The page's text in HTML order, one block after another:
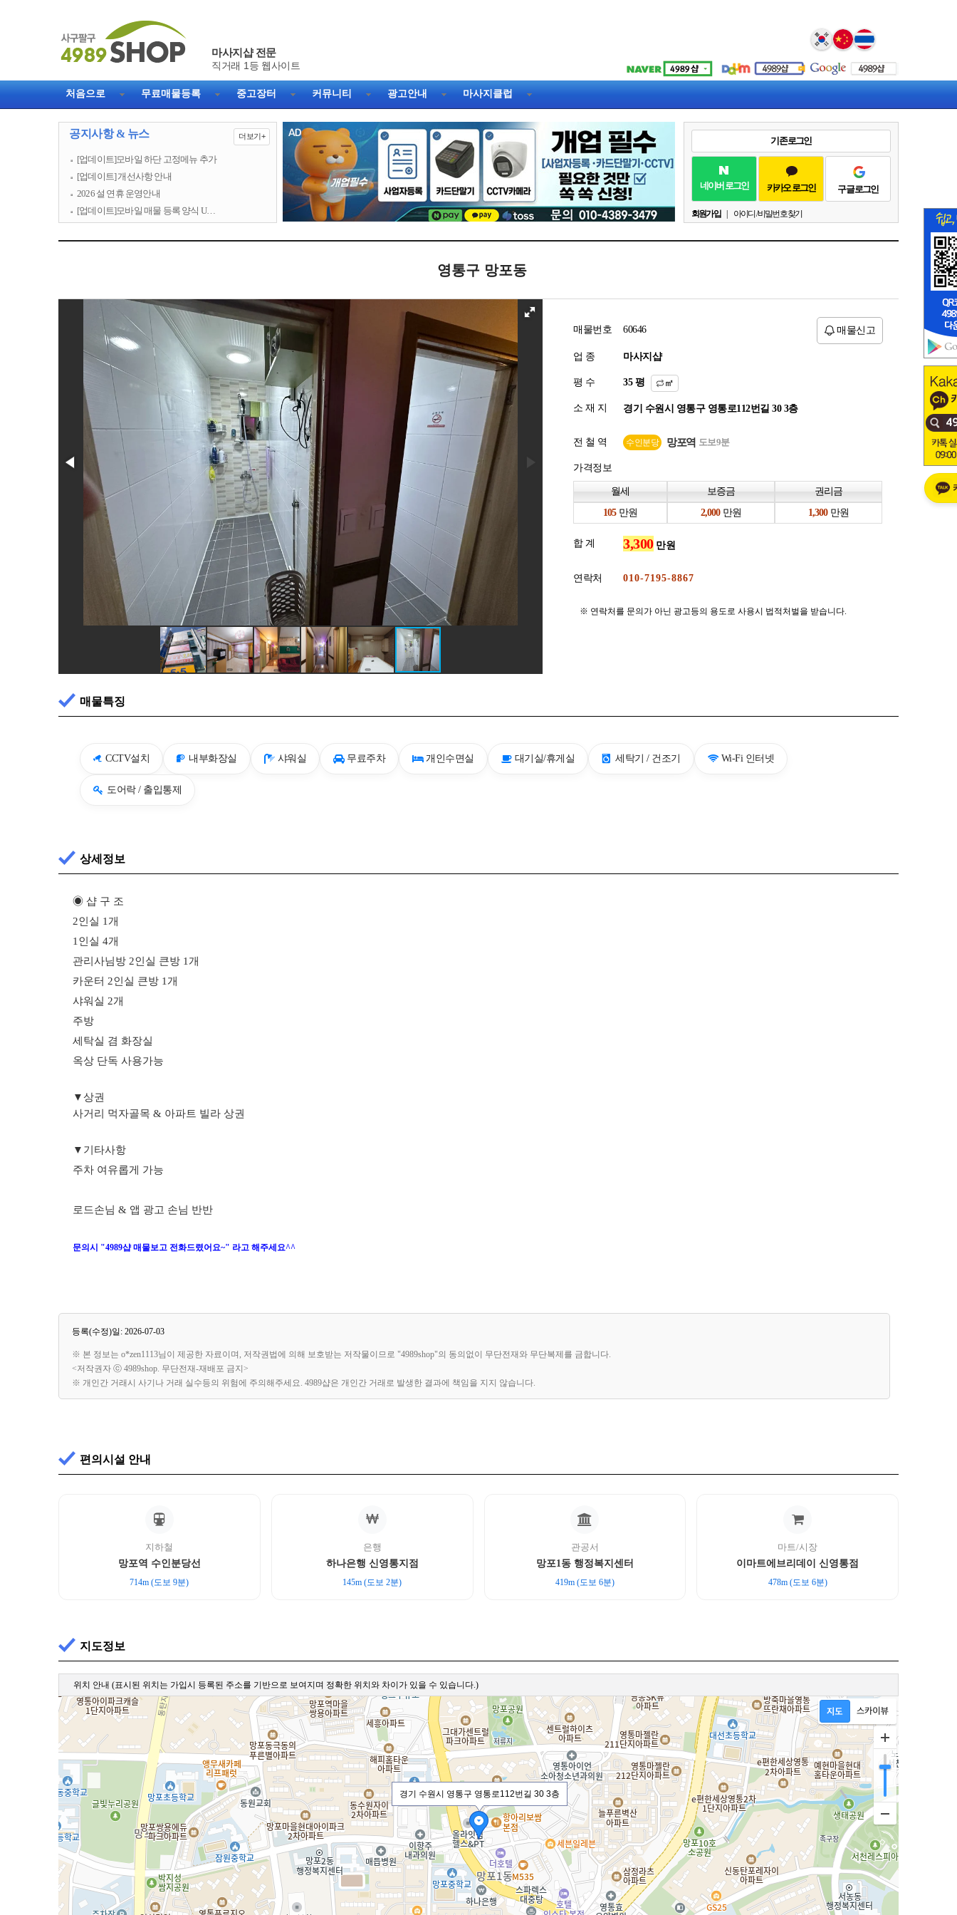
마사지샵 전문
직거래 1등 웹사이트
처음으로 무료매물등록 중고장터 커뮤니티 광고안내 마사지클럽
공지사항 & 뉴스 더보기+
[업데이트]모바일 하단 고정메뉴 추가
[업데이트] 개선사항 안내
2026 설 연휴 운영안내
[업데이트]모바일 매물 등록 양식 U…
기존 로그인
네이버 로그인 카카오 로그인 구글 로그인
회원가입 아이디 / 비밀번호 찾기
영통구 망포동
매물번호 60646 매물신고
업 종 마사지샵
평 수 평 ㎡
소 재 지 경기 수원시 영통구 영통로112번길 30 3층
전 철 역 수인분당 망포역 도보9분
가격정보
월세 보증금
권리금
만원
만원 만원
합 계 만원
연락처
※ 연락처를 문의가 아닌 광고등의 용도로 사용시 법적처벌을 받습니다.
매물특징
CCTV설치 내부화장실 샤워실 무료주차 개인수면실 대기실/휴게실 세탁기 / 건조기 Wi-Fi 인터넷
도어락 / 출입통제
상세정보
◉ 샵 구 조
2인실 1개
1인실 4개
관리사님방 2인실 큰방 1개
카운터 2인실 큰방 1개
샤워실 2개
주방
세탁실 겸 화장실
옥상 단독 사용가능
▼상권
사거리 먹자골목 & 아파트 빌라 상권
▼기타사항
주차 여유롭게 가능
로드손님 & 앱 광고 손님 반반
문의시 "4989샵 매물보고 전화드렸어요~" 라고 해주세요^^
등록(수정)일: 2026-07-03
※ 본 정보는 o*zen1113님이 제공한 자료이며, 저작권법에 의해 보호받는 저작물이므로 "4989shop"의 동의없이 무단전재와 무단복제를 금합니다.
<저작권자 ⓒ 4989shop. 무단전재-재배포 금지>
※ 개인간 거래시 사기나 거래 실수등의 위험에 주의해주세요. 4989샵은 개인간 거래로 발생한 결과에 책임을 지지 않습니다.
편의시설 안내
지하철
망포역 수인분당선
714m (도보 9분)
은행
하나은행 신영통지점
145m (도보 2분)
관공서
망포1동 행정복지센터
419m (도보 6분)
마트/시장
이마트에브리데이 신영통점
478m (도보 6분)
지도정보
위치 안내 (표시된 위치는 가입시 등록된 주소를 기반으로 보여지며 정확한 위치와 차이가 있을 수 있습니다.)
경기 수원시 영통구 영통로112번길 30 3층